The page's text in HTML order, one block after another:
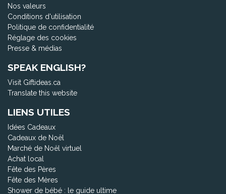
Nos valeurs
Conditions d'utilisation
Politique de confidentialité
Réglage des cookies
Presse & médias
SPEAK ENGLISH?
Visit Giftideas.ca
Translate this website
LIENS UTILES
Idées Cadeaux
Cadeaux de Noël
Marché de Noël virtuel
Achat local
Fête des Pères
Fête des Mères
Shower de bébé : le guide ultime